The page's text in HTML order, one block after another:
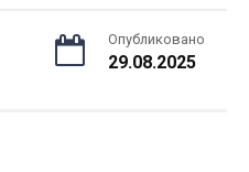
Опубликовано
29.08.2025